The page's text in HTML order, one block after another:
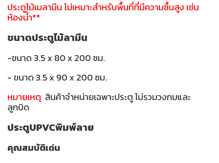
ประตูไม้เมลามีน ไม่เหมาะสำหรับพื้นที่ที่มีความชื้นสูง เช่น
ห้องน้ำ**
ขนาดประตูไม้ลามีน
-ขนาด 3.5 x 80 x 200 ซม.
- ขนาด 3.5 x 90 x 200 ซม.
หมายเหตุ สินค้าจำหน่ายเฉพาะประตู ไม่รวมวงกบและ
ลูกบิด
ประตูUPVCพิมพ์ลาย
คุณสมบัติเด่น